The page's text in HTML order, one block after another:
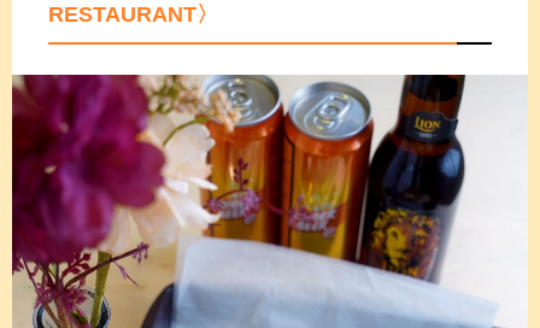
RESTAURANT〉